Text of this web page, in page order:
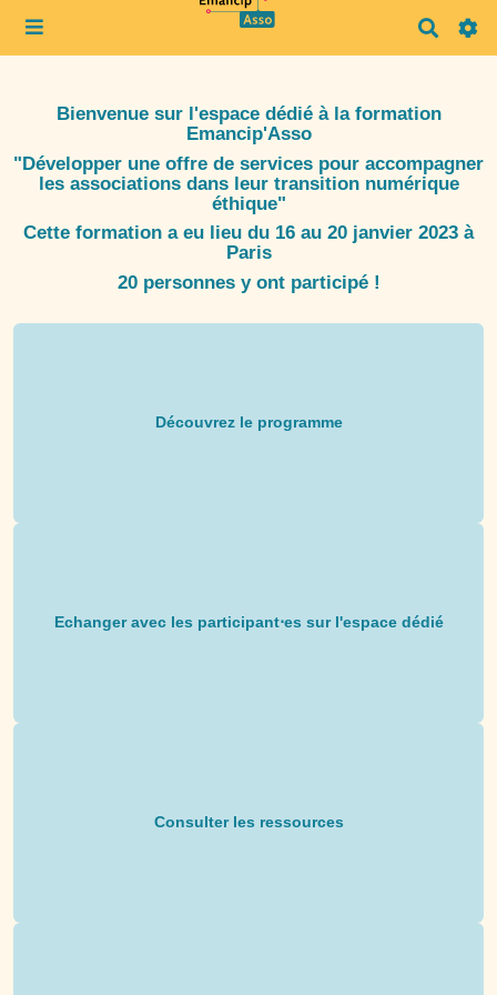
e
r
h
e
Bienvenue sur l'espace dédié à la formation
Emancip'Asso
"Développer une offre de services pour accompagner
les associations dans leur transition numérique
éthique"
Cette formation a eu lieu du 16 au 20 janvier 2023 à
Paris
20 personnes y ont participé !
Découvrez le programme
Echanger avec les participant⋅es sur l'espace dédié
Consulter les ressources